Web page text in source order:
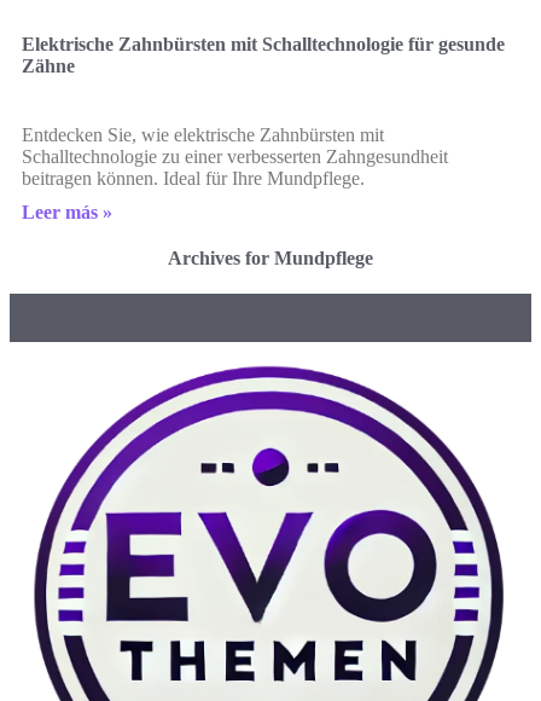
Elektrische Zahnbürsten mit Schalltechnologie für gesunde
Zähne
Entdecken Sie, wie elektrische Zahnbürsten mit
Schalltechnologie zu einer verbesserten Zahngesundheit
beitragen können. Ideal für Ihre Mundpflege.
Leer más »
Archives for Mundpflege